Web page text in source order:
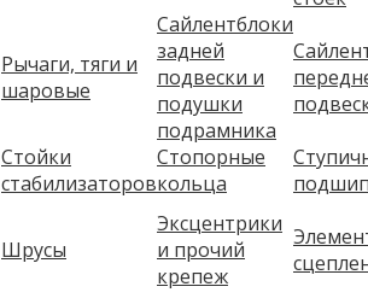
Рычаги, тяги и
шаровые
Сайлентблоки
задней
подвески и
подушки
подрамника
Стойки
стабилизаторов
Стопорные
кольца
Шрусы
Эксцентрики
и прочий
крепеж